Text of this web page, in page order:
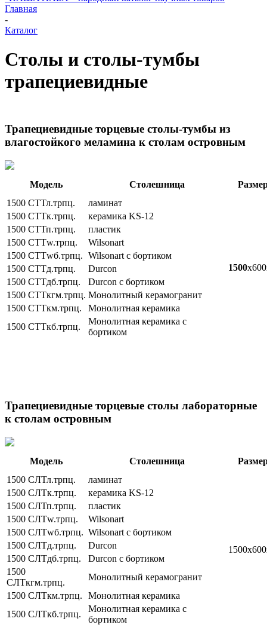
Главная
-
Каталог
Столы и столы-тумбы
трапециевидные
Трапециевидные торцевые столы-тумбы из
влагостойкого меламина к столам островным
Модель Столешница
1500 СТТл.трпц.
ламинат
1500
1500 СТТк.трпц.
керамика KS-12
1500 СТТп.трпц.
пластик
1500 СТТw.трпц.
Wilsonart
1500 СТТwб.трпц. Wilsonart с бортиком
1500 СТТд.трпц.
Durcon
1500 СТТдб.трпц.
Durcon с бортиком
1500 СТТкгм.трпц. Монолитный керамогранит
1500 СТТкм.трпц.
Монолитная керамика
1500 СТТкб.трпц.
Монолитная керамика с
бортиком
Трапециевидные торцевые столы лабораторные
к столам островным
Модель Столешница
1500 СЛТл.трпц.
ламинат
1500 СЛТк.трпц.
керамика KS-12
1500 СЛТп.трпц.
пластик
1500 СЛТw.трпц.
Wilsonart
1500 СЛТwб.трпц. Wilsonart с бортиком
1500 СЛТд.трпц.
Durcon
1500 СЛТдб.трпц.
Durcon с бортиком
1500
СЛТкгм.трпц.
Монолитный керамогранит
1500 СЛТкм.трпц.
Монолитная керамика
1500 СЛТкб.трпц.
Монолитная керамика с
бортиком